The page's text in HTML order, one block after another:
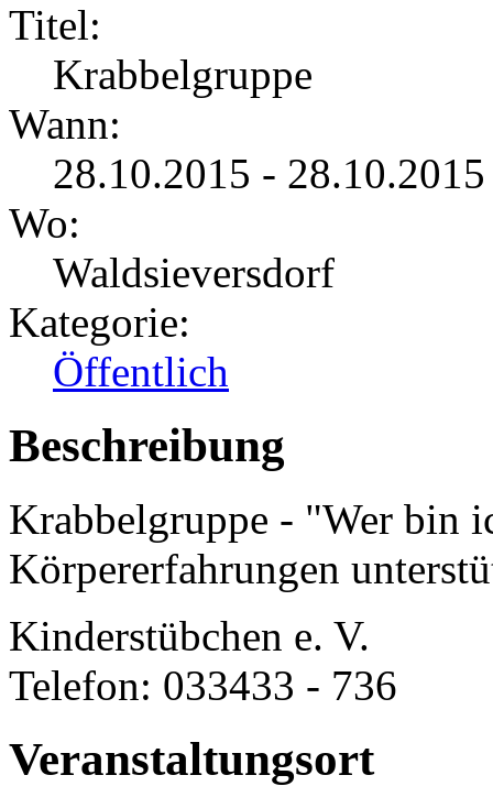
Titel:
Krabbelgruppe
Wann:
28.10.2015 -
Wo:
Waldsieversdorf
Kategorie:
Öffentlich
Beschreibung
Krabbelgruppe - "Wer bin
Körpererfahrungen
Kinderstübchen e. V.
Telefon: 033433 - 736
Veranstaltungsort